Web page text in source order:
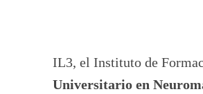
IL3, el Instituto de
Universitario en